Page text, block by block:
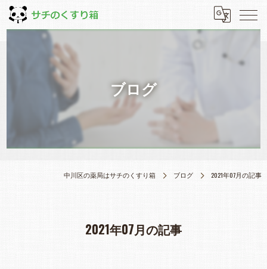
ブログ
中川区の薬局はサチのくすり箱 ブログ 2021年07月の記事
2021年07月の記事